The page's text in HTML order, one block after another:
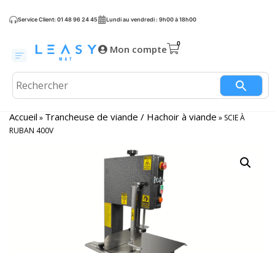
Service Client: 01 48 96 24 45 Lundi au vendredi : 9h00 à 18h00
Mon compte
Accueil » Trancheuse de viande / Hachoir à viande » SCIE À
RUBAN 400V